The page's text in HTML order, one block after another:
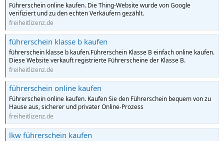
Führerschein online kaufen. Die Thing-Website wurde von Google
verifiziert und zu den echten Verkäufern gezählt.
freiheitlizenz.de
führerschein klasse b kaufen
führerschein klasse b kaufen.Führerschein Klasse B einfach online kaufen.
Diese Website verkauft registrierte Führerscheine der Klasse B.
freiheitlizenz.de
führerschein online kaufen
Führerschein online kaufen. Kaufen Sie den Führerschein bequem von zu
Hause aus, sicherer und privater Online-Prozess
freiheitlizenz.de
lkw führerschein kaufen